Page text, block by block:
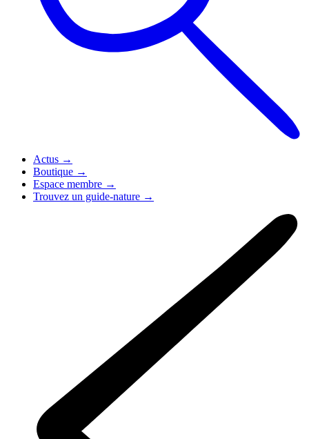
Actus →
Boutique →
Espace membre →
Trouvez un guide-nature →